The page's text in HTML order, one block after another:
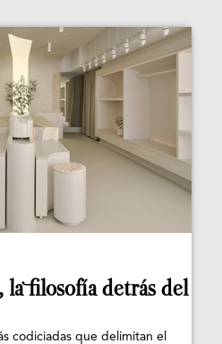
filosofía detrás del
codiciadas que delimitan el